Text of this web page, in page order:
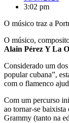
3:02 pm
O músico traz a
O músico,
Alain Pérez Y La
Considerado um
popular cubana”,
com o flamenco
Com um percurso
ao tornar-se baixista
Grammy (tanto na